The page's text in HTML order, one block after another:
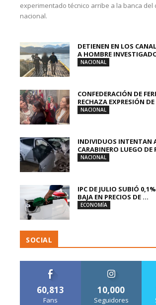
experimentado técnico arribe a la banca del
nacional.
DETIENEN EN LOS
A HOMBRE
NACIONAL
CONFEDERACIÓN DE
RECHAZA EXPRESIÓN DE
NACIONAL
INDIVIDUOS INTENTAN
CARABINERO LUEGO DE
NACIONAL
IPC DE JULIO SUBIÓ
BAJA EN PRECIOS DE ...
ECONOMÍA
SOCIAL
60,813
Fans
10,000
Seguidores